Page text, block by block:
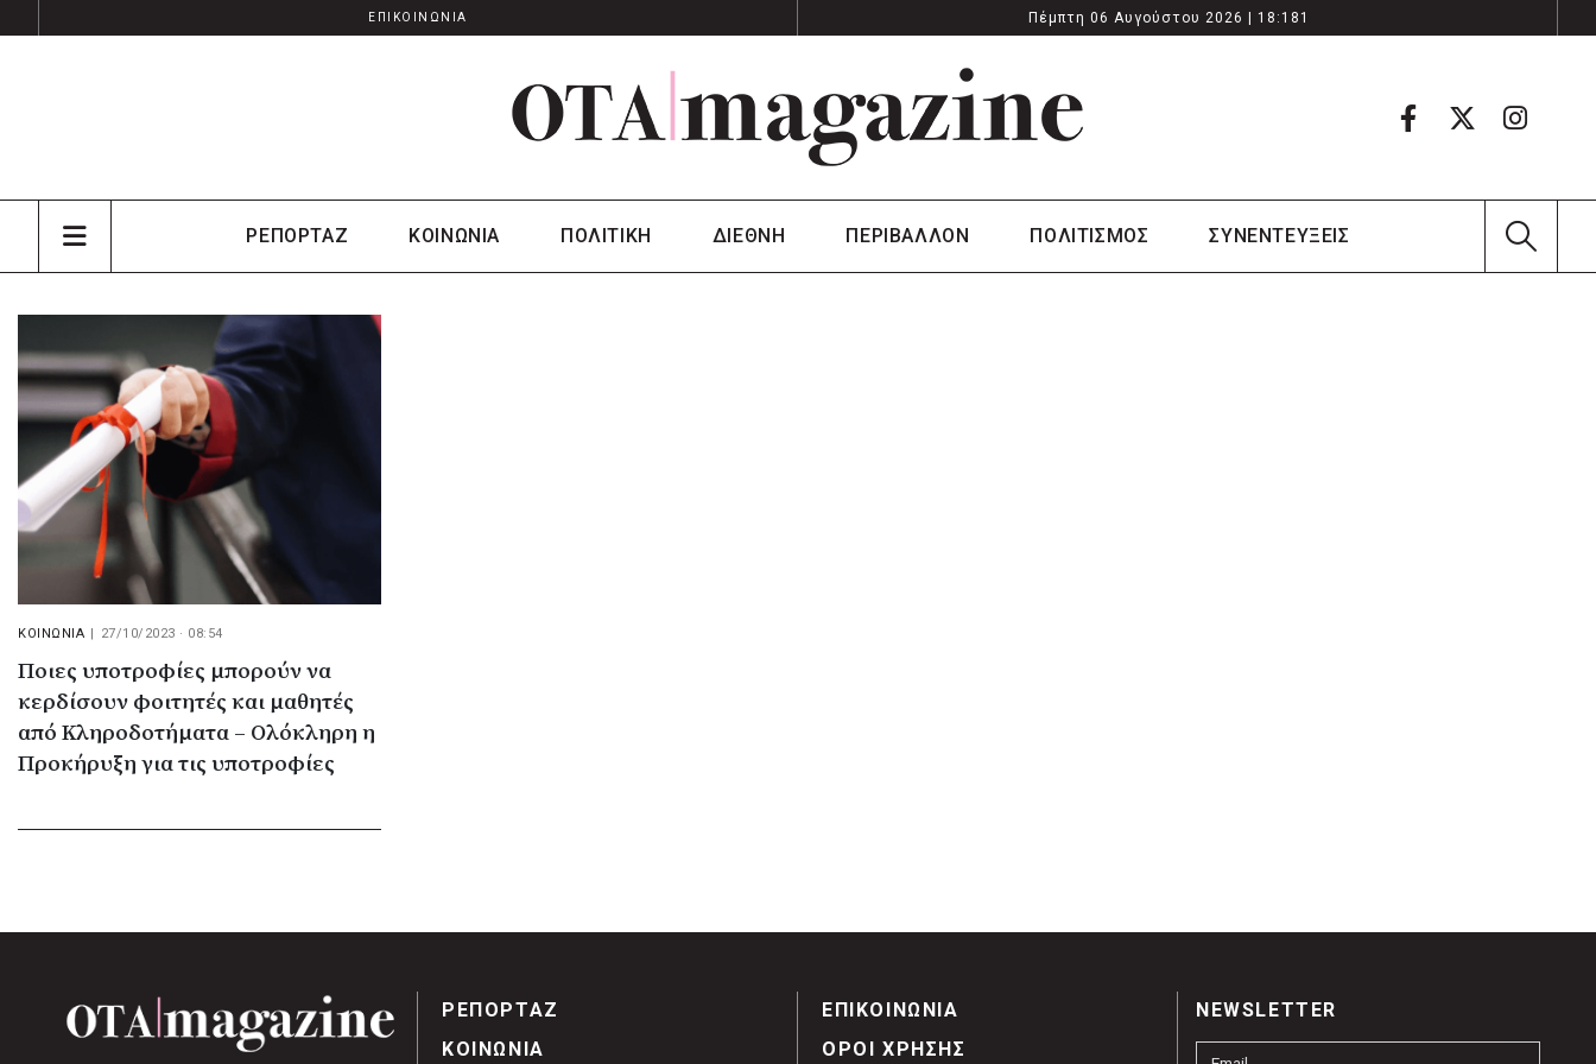
ΕΠΙΚΟΙΝΩΝΙΑ Πέμπτη 06 Αυγούστου 2026 | 18:181
ΡΕΠΟΡΤΑΖ ΚΟΙΝΩΝΙΑ ΠΟΛΙΤΙΚΗ ΔΙΕΘΝΗ ΠΕΡΙΒΑΛΛΟΝ ΠΟΛΙΤΙΣΜΟΣ ΣΥΝΕΝΤΕΥΞΕΙΣ
ΚΟΙΝΩΝΙΑ | 27/10/2023 · 08:54
Ποιες υποτροφίες μπορούν να
κερδίσουν φοιτητές και μαθητές
από Κληροδοτήματα – Ολόκληρη η
Προκήρυξη για τις υποτροφίες
ΡΕΠΟΡΤΑΖ
ΚΟΙΝΩΝΙΑ
ΕΠΙΚΟΙΝΩΝΙΑ
ΟΡΟΙ ΧΡΗΣΗΣ
NEWSLETTER